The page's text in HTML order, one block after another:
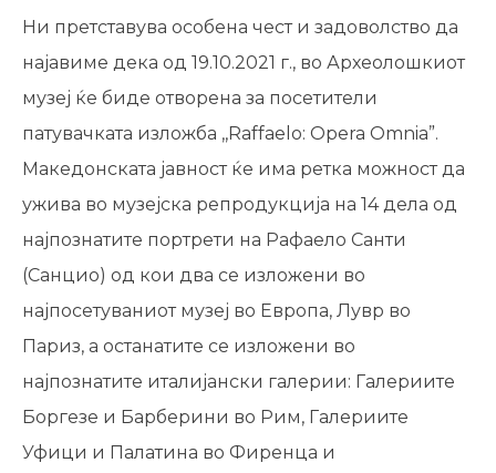
Ни претставува особена чест и задоволство да
најавиме дека од 19.10.2021 г., во Археолошкиот
музеј ќе биде отворена за посетители
патувачката изложба ,,Raffaelo: Opera Omnia”.
Македонската јавност ќе има ретка можност да
ужива во музејска репродукција на 14 дела од
најпознатите портрети на Рафаело Санти
(Санцио) од кои два се изложени во
најпосетуваниот музеј во Европа, Лувр во
Париз, а останатите се изложени во
најпознатите италијански галерии: Галериите
Боргезе и Барберини во Рим, Галериите
Уфици и Палатина во Фиренца и